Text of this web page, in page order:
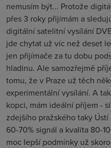
nemusím být... Protože
přes 3 roky přijímám a
digitální satelitní vysílání
jde chytat už víc než deset
jen přijímače za tu dobu
hladinu. Ale samozřejmě
tomu, že v Praze už těch
experimentální vysílání. A
kopci, mám ideální příjem -
zdejšího pražského taky
60-70% signál a kvalita 80-
moc lepší podmínky už